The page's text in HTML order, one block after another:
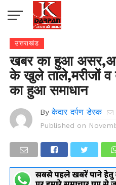
उत्तराखंड
खबर का हुआ
के खुले ताले,मरीजों व
का हुआ समाधान
By केदार दर्पण डेस्क
Published on